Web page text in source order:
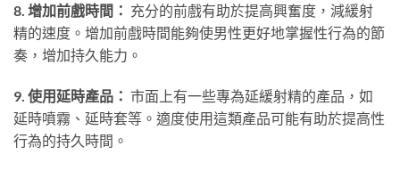
8. 增加前戲時間： 充分的前戲有助於提高興奮度，減緩射
精的速度。增加前戲時間能夠使男性更好地掌握性行為的節
奏，增加持久能力。
9. 使用延時產品： 市面上有一些專為延緩射精的產品，如
延時噴霧、延時套等。適度使用這類產品可能有助於提高性
行為的持久時間。